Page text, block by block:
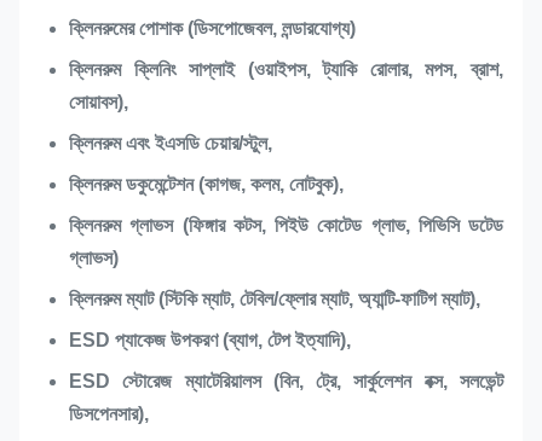
ক্লিনরুমের পোশাক (ডিসপোজেবল, লন্ডারযোগ্য)
ক্লিনরুম ক্লিনিং সাপ্লাই (ওয়াইপস, ট্যাকি রোলার, মপস, ব্রাশ,
সোয়াবস),
ক্লিনরুম এবং ইএসডি চেয়ার/স্টুল,
ক্লিনরুম ডকুমেন্টেশন (কাগজ, কলম, নোটবুক),
ক্লিনরুম গ্লাভস (ফিঙ্গার কটস, পিইউ কোটেড গ্লাভ, পিভিসি ডটেড
গ্লাভস)
ক্লিনরুম ম্যাট (স্টিকি ম্যাট, টেবিল/ফ্লোর ম্যাট, অ্যান্টি-ফাটিগ ম্যাট),
ESD প্যাকেজ উপকরণ (ব্যাগ, টেপ ইত্যাদি),
ESD স্টোরেজ ম্যাটেরিয়ালস (বিন, ট্রে, সার্কুলেশন বক্স, সলভেন্ট
ডিসপেনসার),